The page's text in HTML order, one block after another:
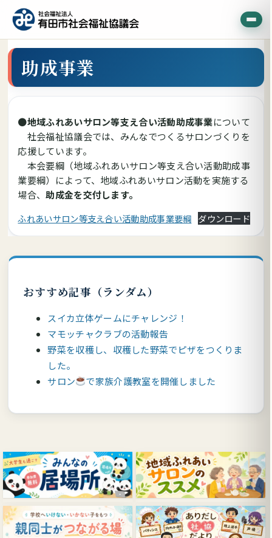
助成事業
●地域ふれあいサロン等支え合い活動助成事業について
社会福祉協議会では、みんなでつくるサロンづくりを
応援しています。
本会要綱（地域ふれあいサロン等支え合い活動助成事
業要綱）によって、地域ふれあいサロン活動を実施する
場合、助成金を交付します。
ふれあいサロン等支え合い活動助成事業要綱 ダウンロード
おすすめ記事（ランダム）
スイカ立体ゲームにチャレンジ！
マモッチャクラブの活動報告
野菜を収穫し、収穫した野菜でピザをつくりま
した。
サロン
で家族介護教室を開催しました